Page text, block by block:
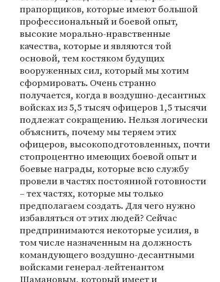
прапорщиков, которые имеют большой
профессиональный и боевой опыт,
высокие морально-нравственные
качества, которые и являются той
основой, тем костяком будущих
вооруженных сил, который мы хотим
сформировать. Очень странно
получается, когда в воздушно-десантных
войсках из 5,5 тысяч офицеров 1,5 тысячи
подлежат сокращению. Нельзя логически
объяснить, почему мы теряем этих
офицеров, высокоподготовленных, почти
стопроцентно имеющих боевой опыт и
боевые награды, которые всю службу
провели в частях постоянной готовности
– тех частях, которые мы только
предполагаем создать. Для чего нужно
избавляться от этих людей? Сейчас
предпринимаются некоторые усилия, в
том числе назначенным на должность
командующего воздушно-десантными
войсками генерал-лейтенантом
Шамановым, который имеет и